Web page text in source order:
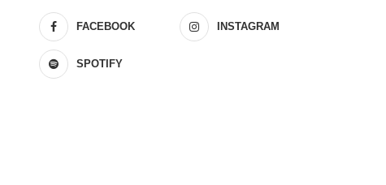
FACEBOOK INSTAGRAM
SPOTIFY